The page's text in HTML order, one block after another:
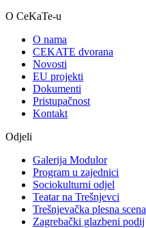
O CeKaTe-u
O nama
CEKATE dvorana
Novosti
EU projekti
Dokumenti
Pristupačnost
Kontakt
Odjeli
Galerija Modulor
Program u zajednici
Sociokulturni odjel
Teatar na Trešnjevci
Trešnjevačka plesna scena
Zagrebački glazbeni podij